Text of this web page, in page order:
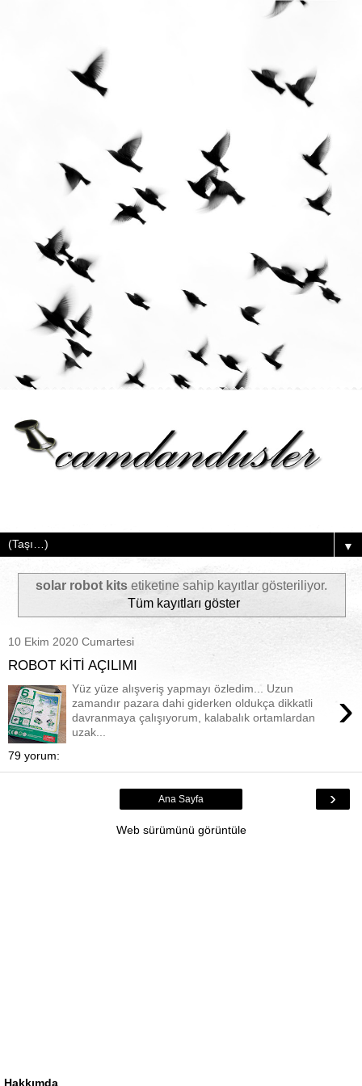
▼
solar robot kitsetiketine sahip kayıtlar gösteriliyor.
Tüm kayıtları göster
10 Ekim 2020 Cumartesi
ROBOT KİTİ AÇILIMI
›
Yüz yüze alışveriş yapmayı özledim... Uzun
zamandır pazara dahi giderken oldukça dikkatli
davranmaya çalışıyorum, kalabalık ortamlardan
uzak...
79 yorum:
›
Ana Sayfa
Web sürümünü görüntüle
Hakkımda